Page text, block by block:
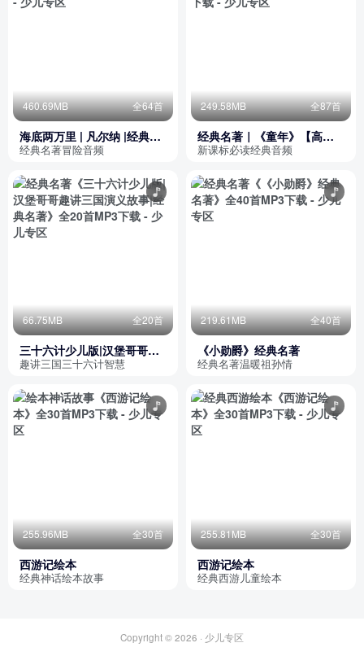
460.69MB 全64首
海底两万里 | 凡尔纳 |经典名
著
经典名著冒险音频
249.58MB 全87首
经典名著｜《童年》【高尔
基】
新课标必读经典音频
66.75MB 全20首
三十六计少儿版|汉堡哥哥趣
讲三国演义故事|经典名著
趣讲三国三十六计智慧
219.61MB 全40首
《小勋爵》经典名著
经典名著温暖祖孙情
255.96MB 全30首
西游记绘本
经典神话绘本故事
255.81MB 全30首
西游记绘本
经典西游儿童绘本
Copyright © 2026 · 少儿专区